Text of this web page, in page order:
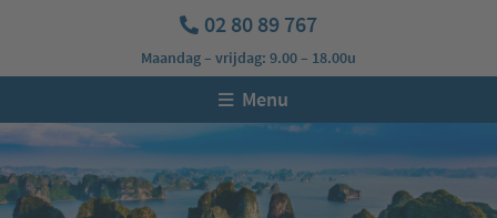
02 80 89 767
Maandag – vrijdag: 9.00 – 18.00u
Menu